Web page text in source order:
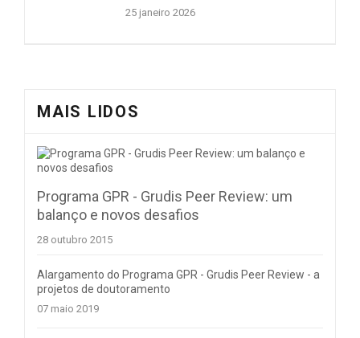
25 janeiro 2026
MAIS LIDOS
Programa GPR - Grudis Peer Review: um
balanço e novos desafios
28 outubro 2015
Alargamento do Programa GPR - Grudis Peer Review - a
projetos de doutoramento
07 maio 2019